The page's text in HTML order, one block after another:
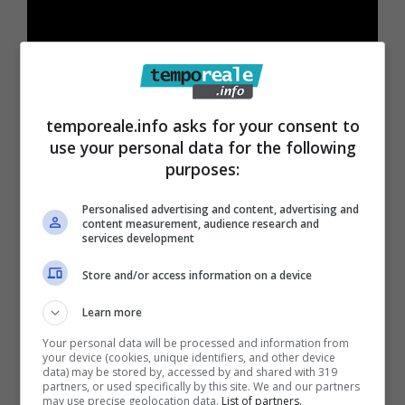
Roberta – figlia di Adele Borsellino e nipote di
Paolo, Salvatore e Rita – compie, dunque, un
“viaggio” di parole che va a ritroso di
trentadue anni per attraversare i giorni che
consegnarono alla morte il giudice Borsellino
Catalano, Walter Eddie Cosina, Emanuela
Loi, Claudio Traina e Vincenzo Fabio Li Muli
con l’enorme peso di aver vissuto la tragica
temporeale.info asks for your consent to
use your personal data for the following
purposes:
Personalised advertising and content, advertising and
content measurement, audience research and
services development
Store and/or access information on a device
Learn more
Your personal data will be processed and information from
your device (cookies, unique identifiers, and other device
data) may be stored by, accessed by and shared with 319
partners, or used specifically by this site. We and our partners
may use precise geolocation data. List of partners.